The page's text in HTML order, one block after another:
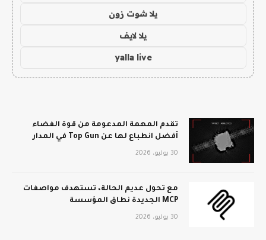
يلا شوت زون
يلا لايف
yalla live
تقدم المهمة المدعومة من قوة الفضاء
أفضل انطباع لها عن Top Gun في المدار
30 يوليو، 2026
مع تحول عديم الحالة، تستهدف مواصفات
MCP الجديدة نطاق المؤسسة
30 يوليو، 2026